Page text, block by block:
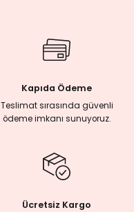
Kapıda Ödeme
Teslimat sırasında güvenli
ödeme imkanı sunuyoruz.
Ücretsiz Kargo